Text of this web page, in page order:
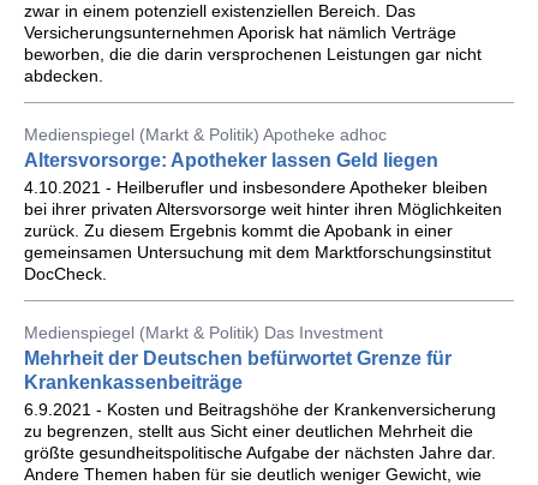
zwar in einem potenziell existenziellen Bereich. Das
Versicherungsunternehmen Aporisk hat nämlich Verträge
beworben, die die darin versprochenen Leistungen gar nicht
abdecken.
Medienspiegel (Markt & Politik) Apotheke adhoc
Altersvorsorge: Apotheker lassen Geld liegen
4.10.2021 - Heilberufler und insbesondere Apotheker bleiben
bei ihrer privaten Altersvorsorge weit hinter ihren Möglichkeiten
zurück. Zu diesem Ergebnis kommt die Apobank in einer
gemeinsamen Untersuchung mit dem Marktforschungsinstitut
DocCheck.
Medienspiegel (Markt & Politik) Das Investment
Mehrheit der Deutschen befürwortet Grenze für
Krankenkassenbeiträge
6.9.2021 - Kosten und Beitragshöhe der Krankenversicherung
zu begrenzen, stellt aus Sicht einer deutlichen Mehrheit die
größte gesundheitspolitische Aufgabe der nächsten Jahre dar.
Andere Themen haben für sie deutlich weniger Gewicht, wie